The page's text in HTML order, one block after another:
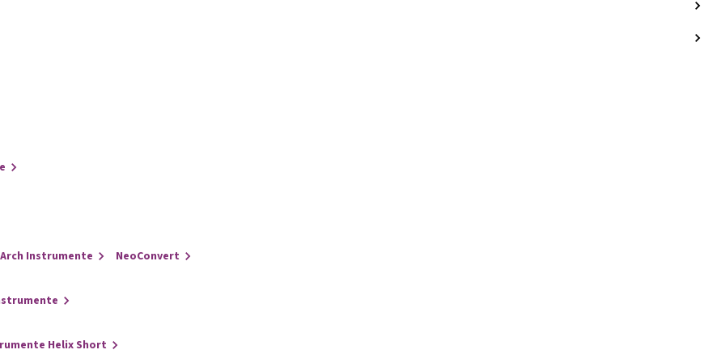
Instrumente
NeoConvert
Helix Short